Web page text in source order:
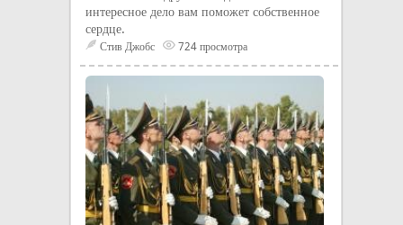
интересное дело вам поможет собственное
сердце.
Стив Джобс 724 просмотра